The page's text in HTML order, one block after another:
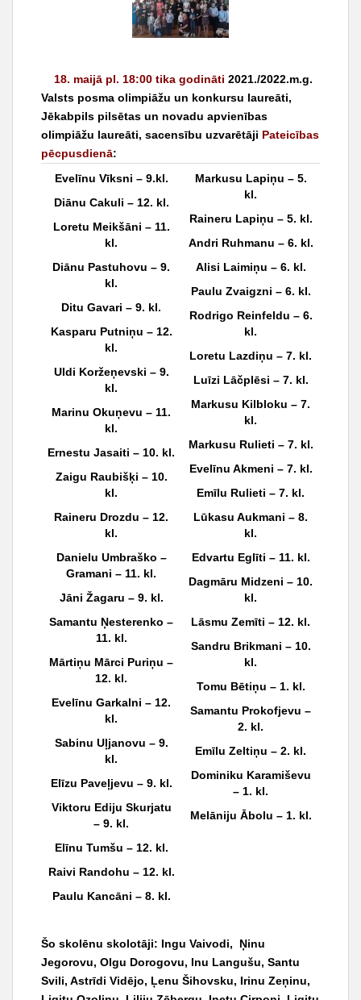
18. maijā pl. 18:00 tika godināti 2021./2022.m.g.
Valsts posma olimpiāžu un konkursu laureāti,
Jēkabpils pilsētas un novadu apvienības
olimpiāžu laureāti, sacensību uzvarētāji Pateicības
pēcpusdienā:
Evelīnu Vīksni – 9.kl.
Diānu Cakuli – 12. kl.
Loretu Meikšāni – 11.
kl.
Diānu Pastuhovu – 9.
kl.
Ditu Gavari – 9. kl.
Kasparu Putniņu – 12.
kl.
Uldi Koržeņevski – 9.
kl.
Marinu Okuņevu – 11.
kl.
Ernestu Jasaiti – 10. kl.
Zaigu Raubišķi – 10.
kl.
Raineru Drozdu – 12.
kl.
Danielu Umbraško –
Gramani – 11. kl.
Jāni Žagaru – 9. kl.
Samantu Ņesterenko –
11. kl.
Mārtiņu Mārci Puriņu –
12. kl.
Evelīnu Garkalni – 12.
kl.
Sabinu Uļjanovu – 9.
kl.
Elīzu Paveļjevu – 9. kl.
Viktoru Ediju Skurjatu
– 9. kl.
Elīnu Tumšu – 12. kl.
Raivi Randohu – 12. kl.
Paulu Kancāni – 8. kl.
Markusu Lapiņu – 5.
kl.
Raineru Lapiņu – 5. kl.
Andri Ruhmanu – 6. kl.
Alisi Laimiņu – 6. kl.
Paulu Zvaigzni – 6. kl.
Rodrigo Reinfeldu – 6.
kl.
Loretu Lazdiņu – 7. kl.
Luīzi Lāčplēsi – 7. kl.
Markusu Kilbloku – 7.
kl.
Markusu Rulieti – 7. kl.
Evelīnu Akmeni – 7. kl.
Emīlu Rulieti – 7. kl.
Lūkasu Aukmani – 8.
kl.
Edvartu Eglīti – 11. kl.
Dagmāru Midzeni – 10.
kl.
Lāsmu Zemīti – 12. kl.
Sandru Brikmani – 10.
kl.
Tomu Bētiņu – 1. kl.
Samantu Prokofjevu –
2. kl.
Emīlu Zeltiņu – 2. kl.
Dominiku Karamiševu
– 1. kl.
Melāniju Ābolu – 1. kl.
Šo skolēnu skolotāji: Ingu Vaivodi, Ņinu
Jegorovu, Olgu Dorogovu, Inu Langušu, Santu
Svili, Astrīdi Vidējo, Ļenu Šihovsku, Irinu Zeņinu,